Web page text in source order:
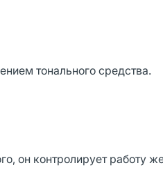
тонального средства.
он контролирует работу